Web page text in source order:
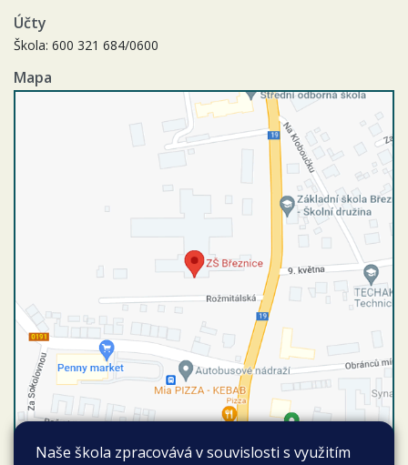
Účty
Škola: 600 321 684/0600
Mapa
Naše škola zpracovává v souvislosti s využitím